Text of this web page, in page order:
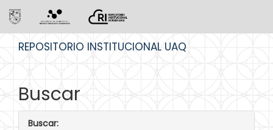
REPOSITORIO INSTITUCIONAL UAQ
Buscar
Buscar: